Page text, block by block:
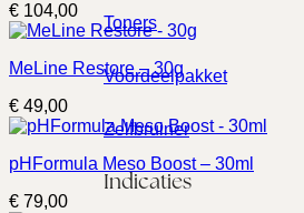
Toners
Voordeelpakket
Zelfbruiner
Indicaties
€ 104,00
MeLine Restore – 30g
€ 49,00
pHFormula Meso Boost – 30ml
€ 79,00